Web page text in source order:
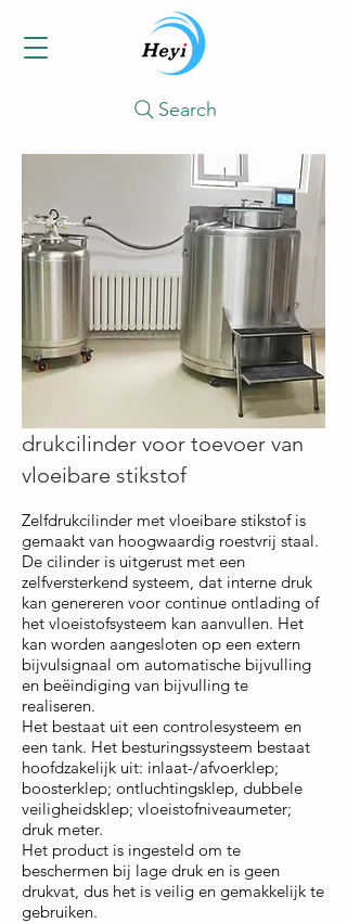
Search
drukcilinder voor toevoer van
vloeibare stikstof
Zelfdrukcilinder met vloeibare stikstof is
gemaakt van hoogwaardig roestvrij staal.
De cilinder is uitgerust met een
zelfversterkend systeem, dat interne druk
kan genereren voor continue ontlading of
het vloeistofsysteem kan aanvullen. Het
kan worden aangesloten op een extern
bijvulsignaal om automatische bijvulling
en beëindiging van bijvulling te
realiseren.
Het bestaat uit een controlesysteem en
een tank. Het besturingssysteem bestaat
hoofdzakelijk uit: inlaat-/afvoerklep;
boosterklep; ontluchtingsklep, dubbele
veiligheidsklep; vloeistofniveaumeter;
druk meter.
Het product is ingesteld om te
beschermen bij lage druk en is geen
drukvat, dus het is veilig en gemakkelijk te
gebruiken.